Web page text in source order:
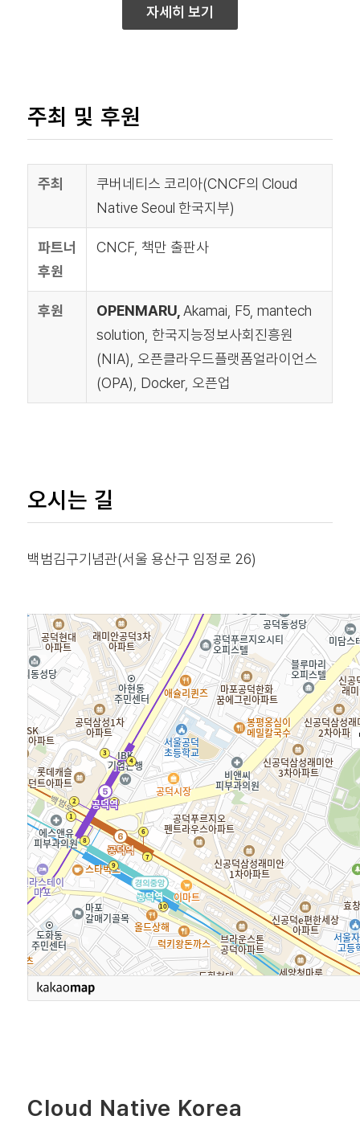
자세히 보기
주최 및 후원
주최
쿠버네티스 코리아(CNCF의 Cloud
Native Seoul 한국지부)
파트너
후원
CNCF, 책만 출판사
후원 OPENMARU, Akamai, F5, mantech
solution, 한국지능정보사회진흥원
(NIA), 오픈클라우드플랫폼얼라이언스
(OPA), Docker, 오픈업
오시는 길
백범김구기념관(서울 용산구 임정로 26)
Cloud Native Korea